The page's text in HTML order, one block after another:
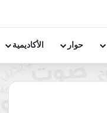
حوار الأكاديمية